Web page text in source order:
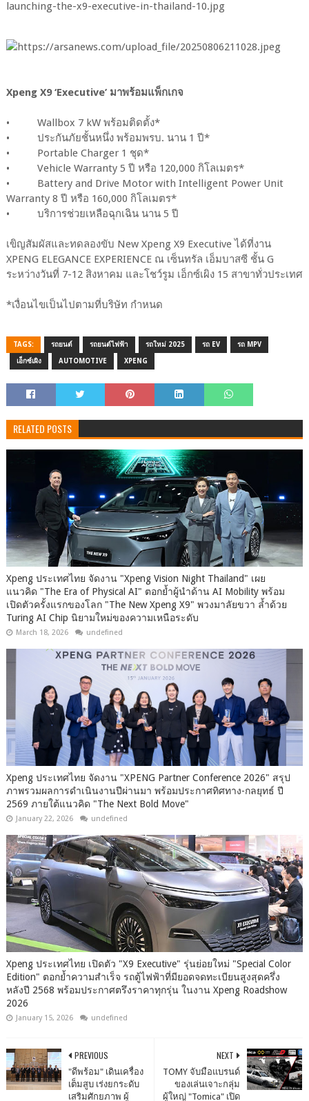
Xpeng X9 ‘Executive’ มาพร้อมแพ็กเกจ
• Wallbox 7 kW พร้อมติดตั้ง*
• ประกันภัยชั้นหนึ่ง พร้อมพรบ. นาน 1 ปี*
• Portable Charger 1 ชุด*
• Vehicle Warranty 5 ปี หรือ 120,000 กิโลเมตร*
• Battery and Drive Motor with Intelligent Power Unit
Warranty 8 ปี หรือ 160,000 กิโลเมตร*
• บริการช่วยเหลือฉุกเฉิน นาน 5 ปี
เขิญสัมผัสและทดลองขับ New Xpeng X9 Executive ได้ที่งาน
XPENG ELEGANCE EXPERIENCE ณ เซ็นทรัล เอ็มบาสซี ชั้น G
ระหว่างวันที่ 7-12 สิงหาคม และโชว์รูม เอ็กซ์เผิง 15 สาขาทั่วประเทศ
*เงื่อนไขเป็นไปตามที่บริษัท กำหนด
TAGS: รถยนต์ รถยนต์ไฟฟ้า รถใหม่ 2025 รถ EV รถ MPV
เอ็กซ์เผิง AUTOMOTIVE XPENG
RELATED POSTS
Xpeng ประเทศไทย จัดงาน "Xpeng Vision Night Thailand" เผย
แนวคิด "The Era of Physical AI" ตอกย้ำผู้นำด้าน AI Mobility พร้อม
เปิดตัวครั้งแรกของโลก "The New Xpeng X9" พวงมาลัยขวา ล้ำด้วย
Turing AI Chip นิยามใหม่ของความเหนือระดับ
March 18, 2026 undefined
Xpeng ประเทศไทย จัดงาน "XPENG Partner Conference 2026" สรุป
ภาพรวมผลการดำเนินงานปีผ่านมา พร้อมประกาศทิศทาง-กลยุทธ์ ปี
2569 ภายใต้แนวคิด "The Next Bold Move"
January 22, 2026 undefined
Xpeng ประเทศไทย เปิดตัว "X9 Executive" รุ่นย่อยใหม่ "Special Color
Edition" ตอกย้ำความสำเร็จ รถตู้ไฟฟ้าที่มียอดจดทะเบียนสูงสุดครึ่ง
หลังปี 2568 พร้อมประกาศตรึงราคาทุกรุ่น ในงาน Xpeng Roadshow
2026
January 15, 2026 undefined
NEXT
TOMY จับมือแบรนด์
ของเล่นเจาะกลุ่ม
ผู้ใหญ่ "Tomica" เปิด
PREVIOUS
"ดีพร้อม" เดินเครื่อง
เต็มสูบ เร่งยกระดับ
เสริมศักยภาพ ผู้